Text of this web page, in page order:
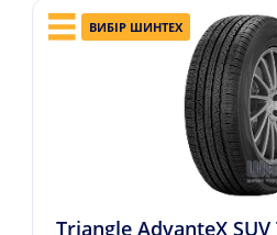
ВИБІР ШИНТЕХ
Triangle AdvanteX SUV